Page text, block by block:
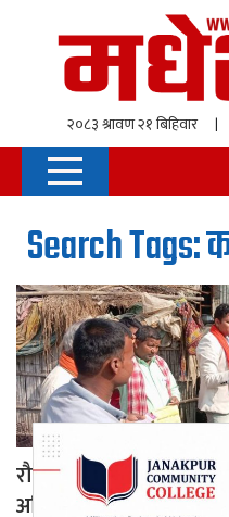
|
Search Tags:
रौतहट–४ मा जनमतका
अभियान तीव्र